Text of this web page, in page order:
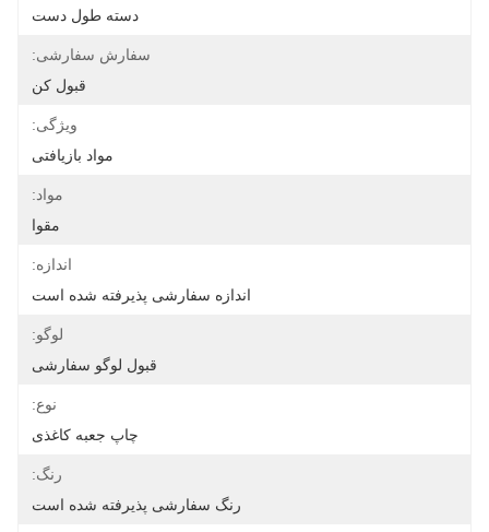
دسته طول دست
سفارش سفارشی:
قبول کن
ویژگی:
مواد بازیافتی
مواد:
مقوا
اندازه:
اندازه سفارشی پذیرفته شده است
لوگو:
قبول لوگو سفارشی
نوع:
چاپ جعبه کاغذی
رنگ:
رنگ سفارشی پذیرفته شده است